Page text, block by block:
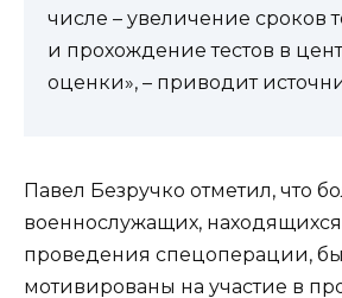
числе – увеличение сроков
и прохождение тестов в
оценки», – приводит
Павел Безручко отметил, что
военнослужащих, находящихся
проведения спецоперации,
мотивированы на участие в